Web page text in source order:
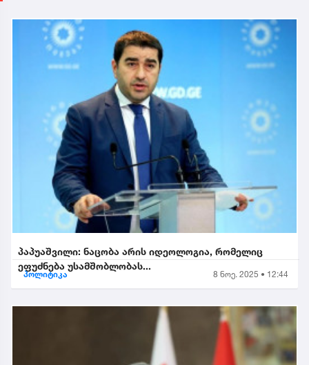
პაპუაშვილი: ნაცობა არის იდეოლოგია, რომელიც
ეფუძნება უსამშობლობას...
პოლიტიკა 8 ნოე. 2025 • 12:44